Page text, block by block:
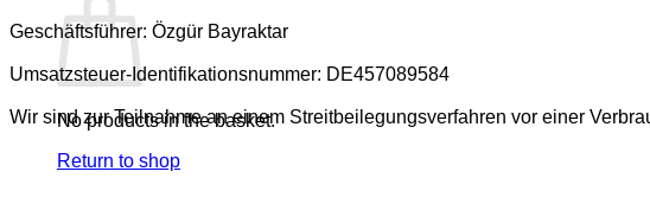
No products in the basket.
Return to shop
Geschäftsführer: Özgür Bayraktar
Umsatzsteuer-Identifikationsnummer: DE457089584
Wir sind zur Teilnahme an einem Streitbeilegungsverfahren vor einer